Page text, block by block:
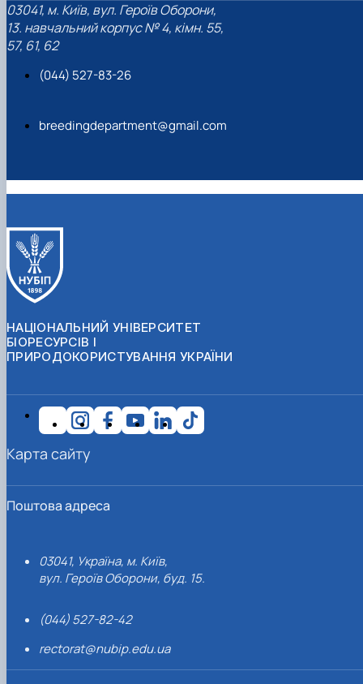
03041, м. Київ, вул. Героїв Оборони,
13. навчальний корпус № 4, кімн. 55,
57, 61, 62
(044) 527-83-26
breedingdepartment@gmail.com
НАЦІОНАЛЬНИЙ УНІВЕРСИТЕТ
БІОРЕСУРСІВ І
ПРИРОДОКОРИСТУВАННЯ УКРАЇНИ
Поштова адреса
03041, Україна, м. Київ,
вул. Героїв Оборони, буд. 15.
(044) 527-82-42
rectorat@nubip.edu.ua
Карта сайту